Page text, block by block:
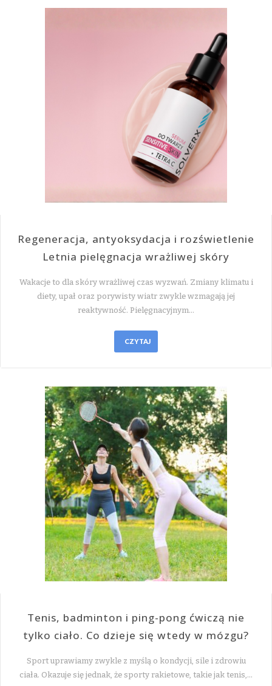
Regeneracja, antyoksydacja i rozświetlenie
Letnia pielęgnacja wrażliwej skóry
Wakacje to dla skóry wrażliwej czas wyzwań. Zmiany klimatu i
diety, upał oraz porywisty wiatr zwykle wzmagają jej
reaktywność. Pielęgnacyjnym…
CZYTAJ
Tenis, badminton i ping-pong ćwiczą nie
tylko ciało. Co dzieje się wtedy w mózgu?
Sport uprawiamy zwykle z myślą o kondycji, sile i zdrowiu
ciała. Okazuje się jednak, że sporty rakietowe, takie jak tenis,…